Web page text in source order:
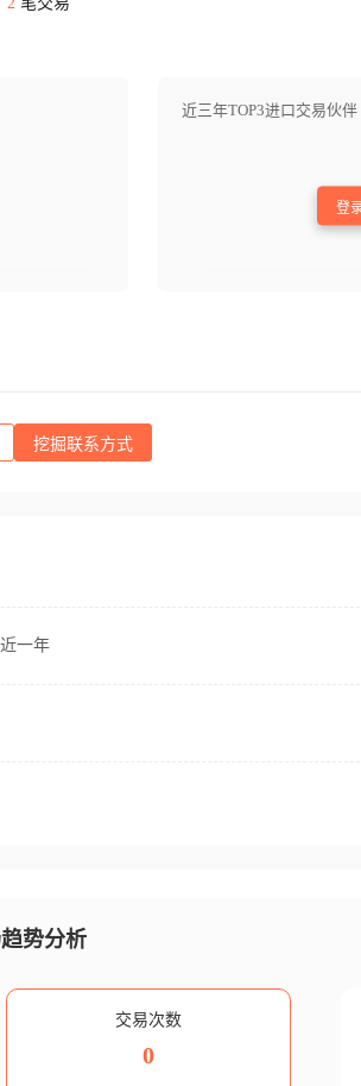
近三年TOP3进口交易伙伴
登
挖掘联系方式
近一年
势分析
交易次数
0